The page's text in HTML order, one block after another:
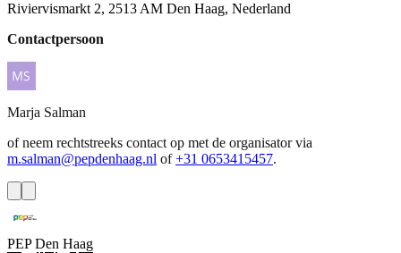
Riviervismarkt 2, 2513 AM Den Haag, Nederland
Contactpersoon
Marja Salman
of neem rechtstreeks contact op met de organisator via
m.salman@pepdenhaag.nl of +31 0653415457.
PEP Den Haag